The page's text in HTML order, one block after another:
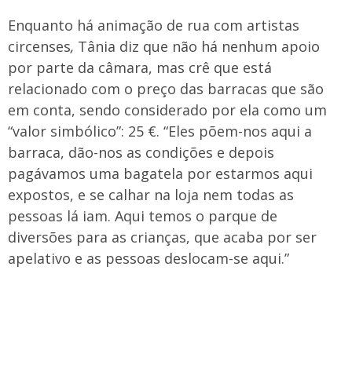
Enquanto há animação de rua com artistas
circenses, Tânia diz que não há nenhum apoio
por parte da câmara, mas crê que está
relacionado com o preço das barracas que são
em conta, sendo considerado por ela como um
“valor simbólico”: 25 €. “Eles põem-nos aqui a
barraca, dão-nos as condições e depois
pagávamos uma bagatela por estarmos aqui
expostos, e se calhar na loja nem todas as
pessoas lá iam. Aqui temos o parque de
diversões para as crianças, que acaba por ser
apelativo e as pessoas deslocam-se aqui.”